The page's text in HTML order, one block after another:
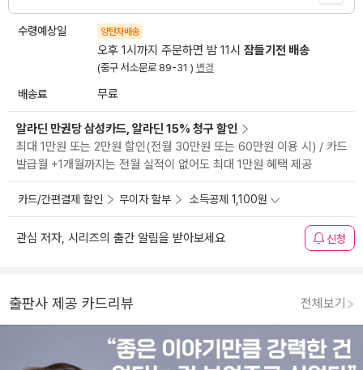
수령예상일 양탄자배송
오후 1시까지 주문하면 밤 11시 잠들기전 배송
(중구 서소문로 89-31 ) 변경
배송료 무료
알라딘 만권당 삼성카드, 알라딘 15% 청구 할인
최대 1만원 또는 2만원 할인(전월 30만원 또는 60만원 이용 시) / 카드
발급월 +1개월까지는 전월 실적이 없어도 최대 1만원 혜택 제공
카드/간편결제 할인 무이자 할부 소득공제 1,100원
관심 저자, 시리즈의 출간 알림을 받아보세요 신청
출판사 제공 카드리뷰 전체보기